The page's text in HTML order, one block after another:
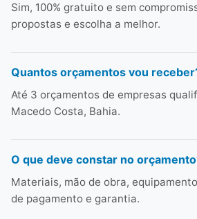
Sim, 100% gratuito e sem
propostas e escolha a melhor.
Quantos orçamentos vou
Até 3 orçamentos de empresas
Macedo Costa, Bahia.
O que deve constar no
Materiais, mão de obra,
de pagamento e garantia.